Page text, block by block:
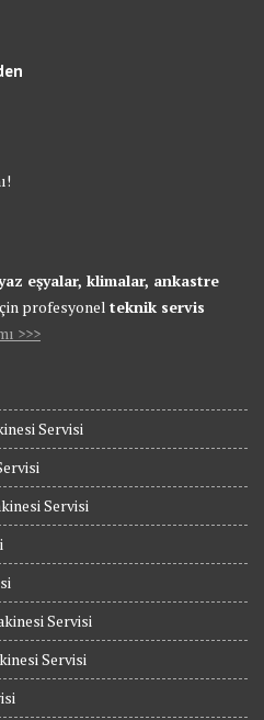
eşyalar, klimalar, ankastre
profesyonel teknik servis
>>>
Servisi
Servisi
Servisi
Servisi